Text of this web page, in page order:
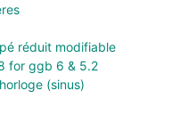
réduit modifiable
for ggb 6 & 5.2
(sinus)